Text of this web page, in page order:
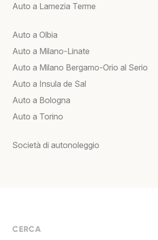
Auto a Lamezia Terme
Auto a Olbia
Auto a Milano-Linate
Auto a Milano Bergamo-Orio al Serio
Auto a Insula de Sal
Auto a Bologna
Auto a Torino
Società di autonoleggio
CERCA